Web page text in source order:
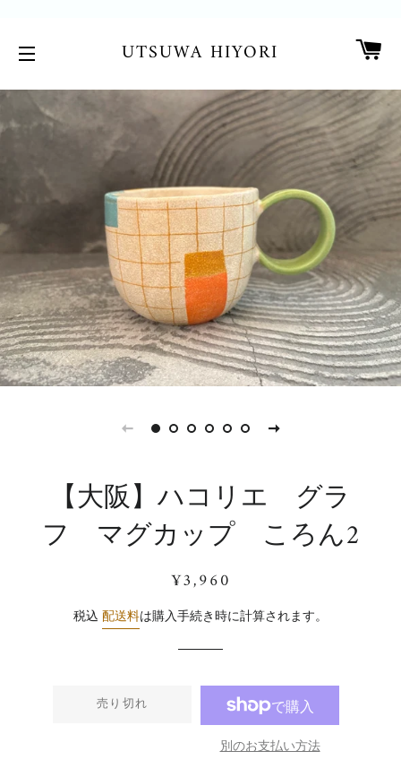
UTSUWA HIYORI
【大阪】ハコリエ グラ
フ マグカップ ころん2
通
価
販
価
¥3,960
税込 配送料は購入手続き時に計算されます。
売り切れ
別のお支払い方法